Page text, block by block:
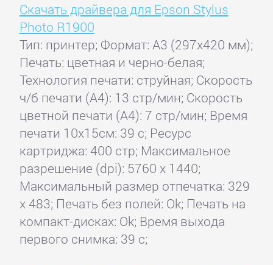
Скачать драйвера для Epson Stylus
Photo R1900
Тип: принтер; Формат: A3 (297x420 мм);
Печать: цветная и черно-белая;
Технология печати: струйная; Скорость
ч/б печати (А4): 13 стр/мин; Скорость
цветной печати (А4): 7 стр/мин; Время
печати 10x15см: 39 с; Ресурс
картриджа: 400 стр; Максимальное
разрешение (dpi): 5760 x 1440;
Максимальный размер отпечатка: 329
x 483; Печать без полей: Ok; Печать на
компакт-дисках: Ok; Время выхода
первого снимка: 39 с;